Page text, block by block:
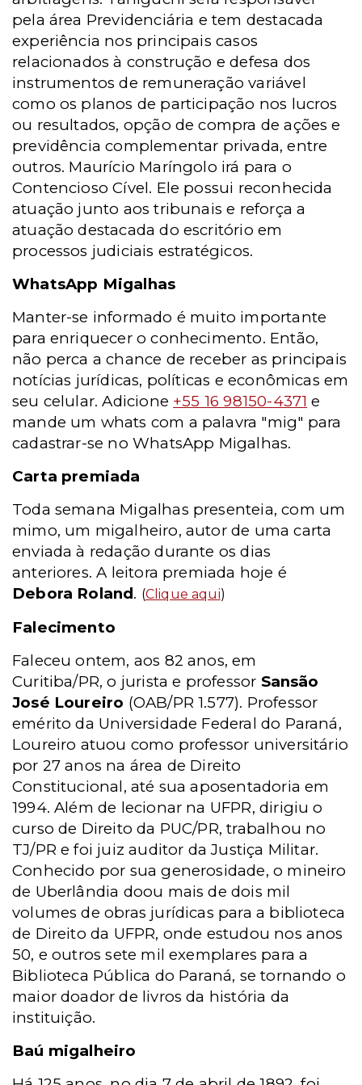
pela área Previdenciária e tem destacada
experiência nos principais casos
relacionados à construção e defesa dos
instrumentos de remuneração variável
como os planos de participação nos lucros
ou resultados, opção de compra de ações e
previdência complementar privada, entre
outros. Maurício Maríngolo irá para o
Contencioso Cível. Ele possui reconhecida
atuação junto aos tribunais e reforça a
atuação destacada do escritório em
processos judiciais estratégicos.
WhatsApp Migalhas
Manter-se informado é muito importante
para enriquecer o conhecimento. Então,
não perca a chance de receber as principais
notícias jurídicas, políticas e econômicas em
seu celular. Adicione +55 16 98150-4371 e
mande um whats com a palavra "mig" para
cadastrar-se no WhatsApp Migalhas.
Carta premiada
Toda semana Migalhas presenteia, com um
mimo, um migalheiro, autor de uma carta
enviada à redação durante os dias
anteriores. A leitora premiada hoje é
Debora Roland. (Clique aqui)
Falecimento
Faleceu ontem, aos 82 anos, em
Curitiba/PR, o jurista e professor Sansão
José Loureiro (OAB/PR 1.577). Professor
emérito da Universidade Federal do Paraná,
Loureiro atuou como professor universitário
por 27 anos na área de Direito
Constitucional, até sua aposentadoria em
1994. Além de lecionar na UFPR, dirigiu o
curso de Direito da PUC/PR, trabalhou no
TJ/PR e foi juiz auditor da Justiça Militar.
Conhecido por sua generosidade, o mineiro
de Uberlândia doou mais de dois mil
volumes de obras jurídicas para a biblioteca
de Direito da UFPR, onde estudou nos anos
50, e outros sete mil exemplares para a
Biblioteca Pública do Paraná, se tornando o
maior doador de livros da história da
instituição.
Baú migalheiro